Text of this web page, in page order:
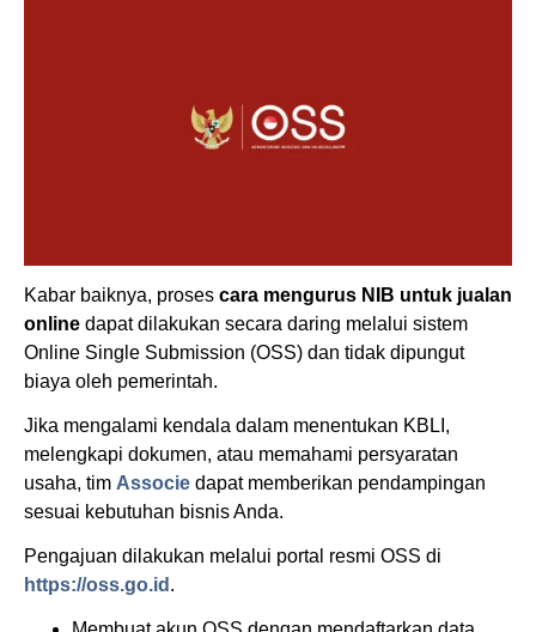
Kabar baiknya, proses cara mengurus NIB untuk jualan
online dapat dilakukan secara daring melalui sistem
Online Single Submission (OSS) dan tidak dipungut
biaya oleh pemerintah.
Jika mengalami kendala dalam menentukan KBLI,
melengkapi dokumen, atau memahami persyaratan
usaha, tim Associe dapat memberikan pendampingan
sesuai kebutuhan bisnis Anda.
Pengajuan dilakukan melalui portal resmi OSS di
https://oss.go.id .